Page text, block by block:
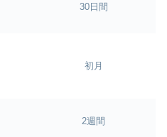
30日間
初月
2週間